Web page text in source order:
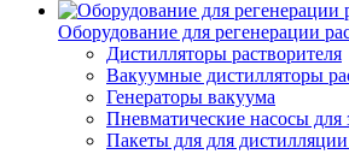
Оборудование для регенерации
Дистилляторы растворителя
Вакуумные дистилляторы
Генераторы вакуума
Пневматические насосы для
Пакеты для для дистилляции